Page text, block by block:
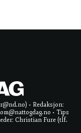
• Redaksjon:
• Tips
Christian Fure (tlf.